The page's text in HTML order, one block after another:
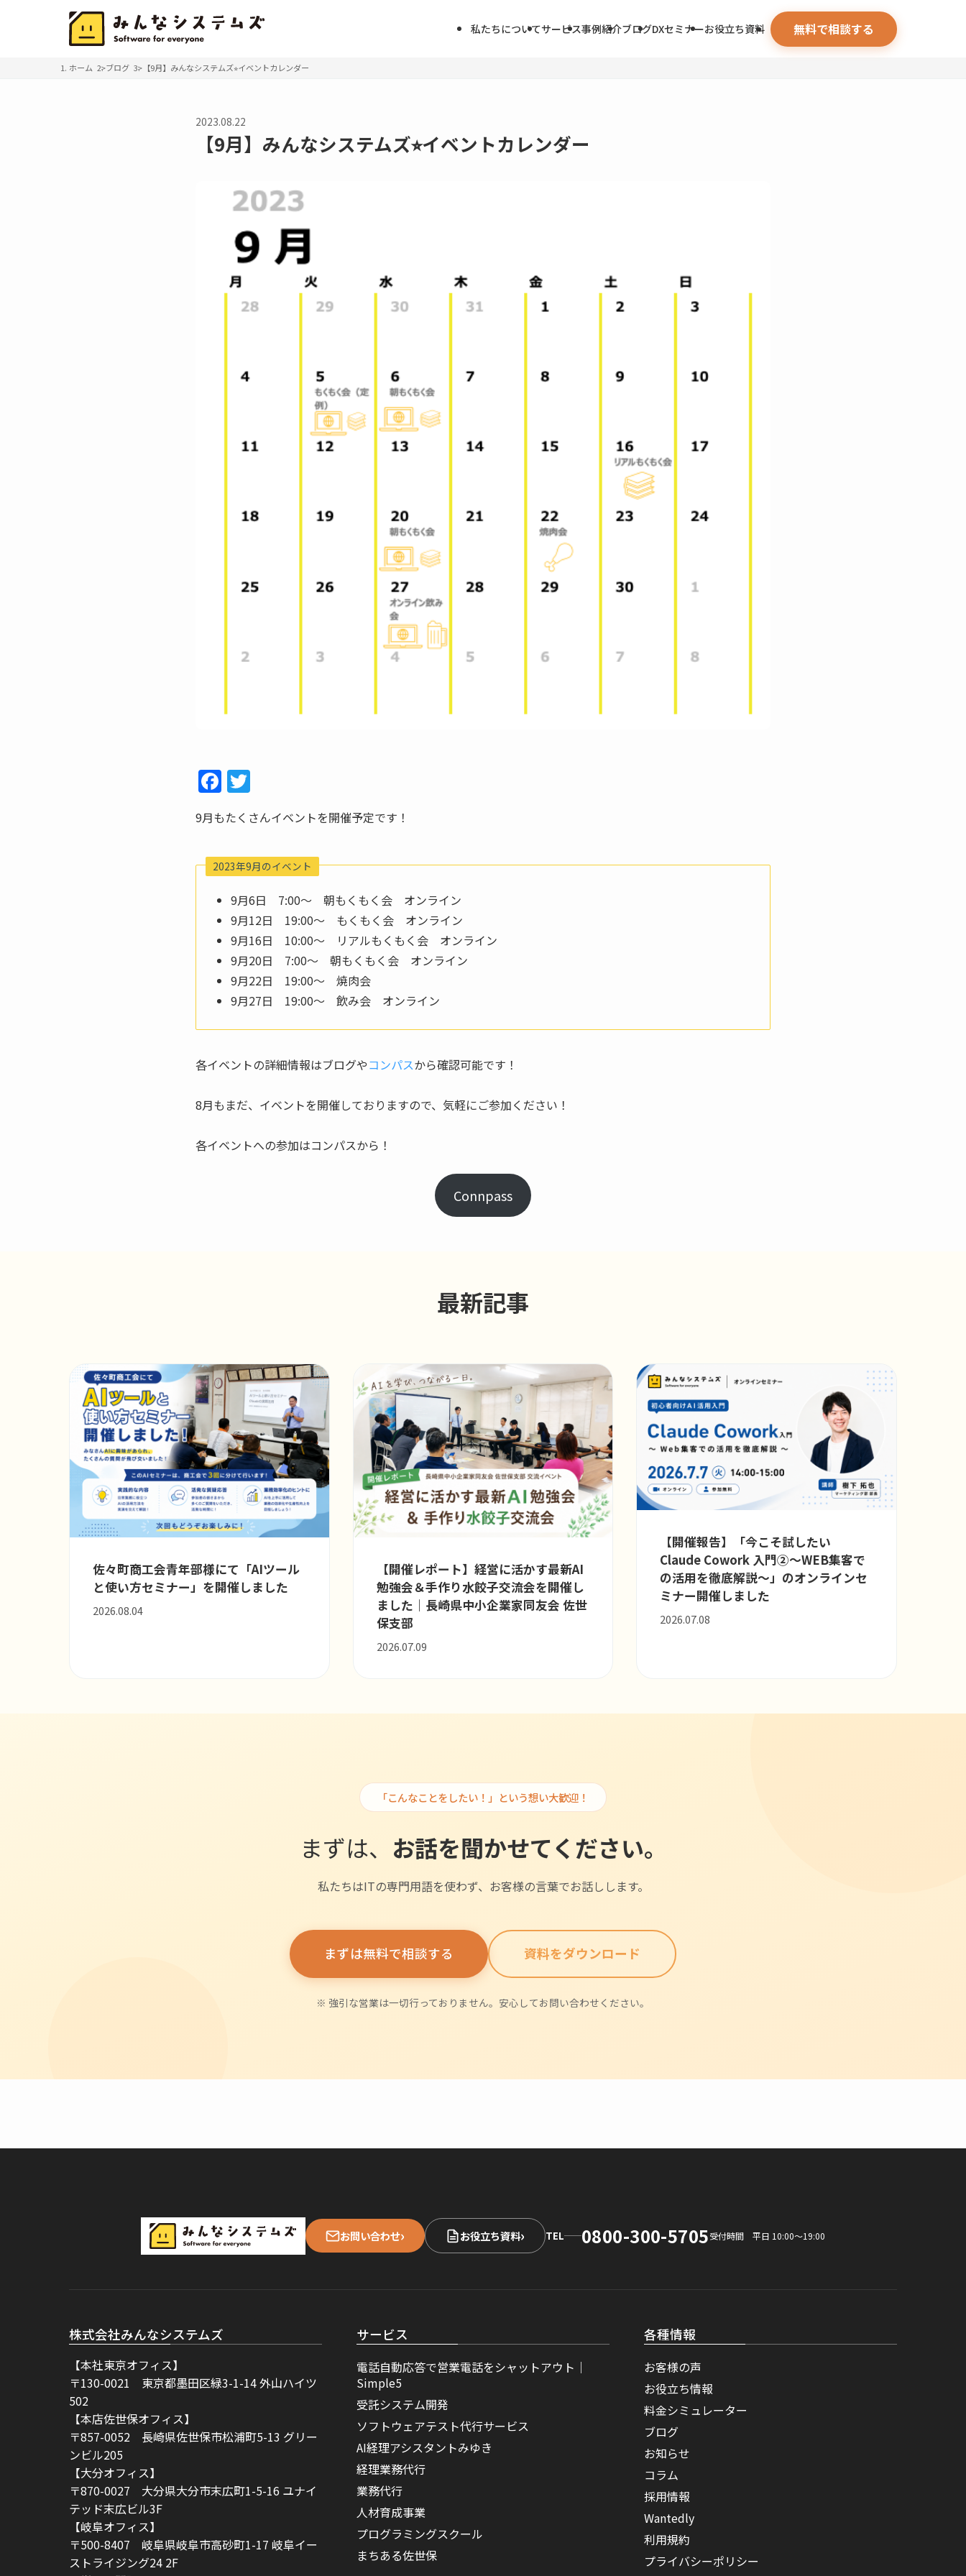
私たちについてサービス事例紹介ブログDXセミナーお役立ち資料 無料で相談する
ホーム ブログ 【9月】みんなシステムズ⭐︎イベントカレンダー
2023.08.22
【9月】みんなシステムズ⭐︎イベントカレンダー
F
a
c
e
b
o
o
k
w
itt
er
9月もたくさんイベントを開催予定です！
2023年9月のイベント
9月6日 7:00〜 朝もくもく会 オンライン
9月12日 19:00〜 もくもく会 オンライン
9月16日 10:00〜 リアルもくもく会 オンライン
9月20日 7:00〜 朝もくもく会 オンライン
9月22日 19:00〜 焼肉会
9月27日 19:00〜 飲み会 オンライン
各イベントの詳細情報はブログやコンパスから確認可能です！
8月もまだ、イベントを開催しておりますので、気軽にご参加ください！
各イベントへの参加はコンパスから！
Connpass
最新記事
佐々町商工会青年部様にて「AIツール
と使い方セミナー」を開催しました
2026.08.04
【開催レポート】経営に活かす最新AI
勉強会＆手作り水餃子交流会を開催し
ました｜長崎県中小企業家同友会 佐世
保支部
2026.07.09
【開催報告】「今こそ試したい
Claude Cowork 入門②〜WEB集客で
の活用を徹底解説〜」のオンラインセ
ミナー開催しました
2026.07.08
「こんなことをしたい！」という想い大歓迎！
まずは、 お話を聞かせてください。
私たちはITの専門用語を使わず、お客様の言葉でお話しします。
まずは無料で相談する 資料をダウンロード
※ 強引な営業は一切行っておりません。安心してお問い合わせください。
お問い合わせ› お役立ち資料› TEL 0800-300-5705受付時間 平日 10:00〜19:00
株式会社みんなシステムズ
【本社東京オフィス】
〒130-0021 東京都墨田区緑3-1-14 外山ハイツ
502
【本店佐世保オフィス】
〒857-0052 長崎県佐世保市松浦町5-13 グリー
ンビル205
【大分オフィス】
〒870-0027 大分県大分市末広町1-5-16 ユナイ
テッド末広ビル3F
【岐阜オフィス】
〒500-8407 岐阜県岐阜市高砂町1-17 岐阜イー
ストライジング24 2F
サービス
電話自動応答で営業電話をシャットアウト｜
Simple5
受託システム開発
ソフトウェアテスト代行サービス
AI経理アシスタントみゆき
経理業務代行
業務代行
人材育成事業
プログラミングスクール
まちある佐世保
各種情報
お客様の声
お役立ち情報
料金シミュレーター
ブログ
お知らせ
コラム
採用情報
Wantedly
利用規約
プライバシーポリシー